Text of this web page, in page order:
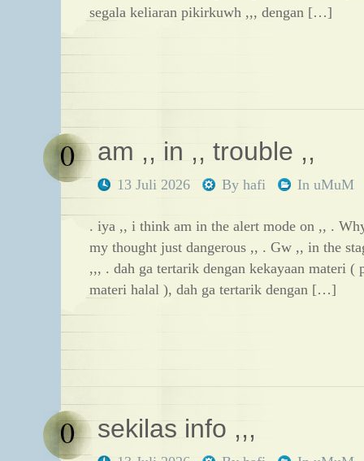
segala keliaran pikirkuwh ,,, dengan […]
am ,, in ,, trouble ,,
13 Juli 2026 By hafi
0
In uMuM
. iya ,, i think am in the alert mode on ,, .
my thought just dangerous ,, . Gw ,, in the
,,, . dah ga tertarik dengan kekayaan materi (
materi halal ), dah ga tertarik dengan […]
sekilas info ,,,
0